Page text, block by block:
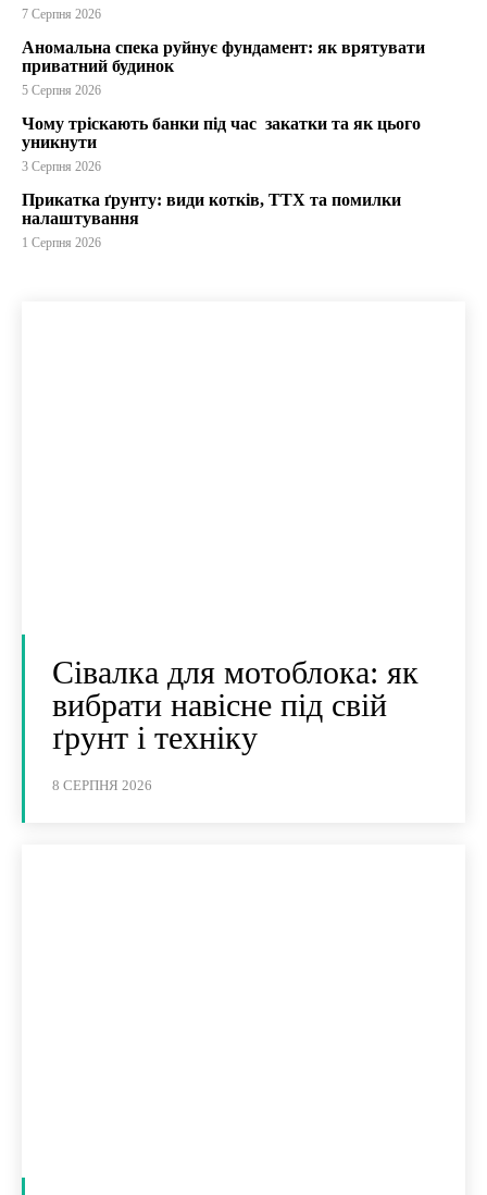
7 Серпня 2026
Аномальна спека руйнує фундамент: як врятувати
приватний будинок
5 Серпня 2026
Чому тріскають банки під час закатки та як цього
уникнути
3 Серпня 2026
Прикатка ґрунту: види котків, ТТХ та помилки
налаштування
1 Серпня 2026
Сівалка для мотоблока: як
вибрати навісне під свій
ґрунт і техніку
8 СЕРПНЯ 2026